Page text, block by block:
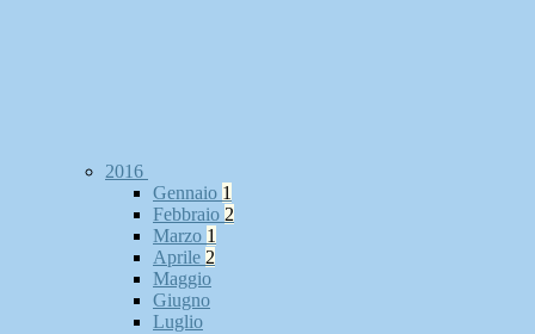
2016
Gennaio 1
Febbraio 2
Marzo 1
Aprile 2
Maggio
Giugno
Luglio